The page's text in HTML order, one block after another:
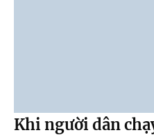
Khi người dân